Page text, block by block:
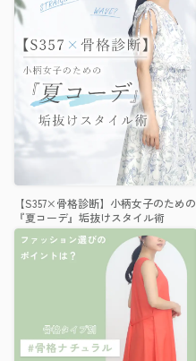
【S357×骨格診断】小柄女子のための
『夏コーデ』垢抜けスタイル術